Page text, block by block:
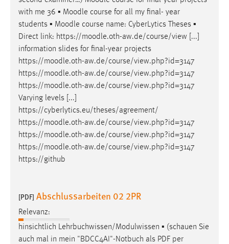
with me 36 ▪ Moodle course for all my final- year
students ▪ Moodle course name: CyberLytics Theses ▪
Direct link: https://moodle.oth-aw.de/course/view [...]
information slides for final-year projects
https://moodle.oth-aw.de/course/view.php?id=3147
https://moodle.oth-aw.de/course/view.php?id=3147
https://moodle.oth-aw.de/course/view.php?id=3147
Varying levels [...]
https://cyberlytics.eu/theses/agreement/
https://moodle.oth-aw.de/course/view.php?id=3147
https://moodle.oth-aw.de/course/view.php?id=3147
https://moodle.oth-aw.de/course/view.php?id=3147
https://github
[PDF] Abschlussarbeiten 02 2PR
Relevanz:
hinsichtlich Lehrbuchwissen/Modulwissen ▪ (schauen Sie
auch mal in mein "BDCC4AI"-Notbuch als PDF per